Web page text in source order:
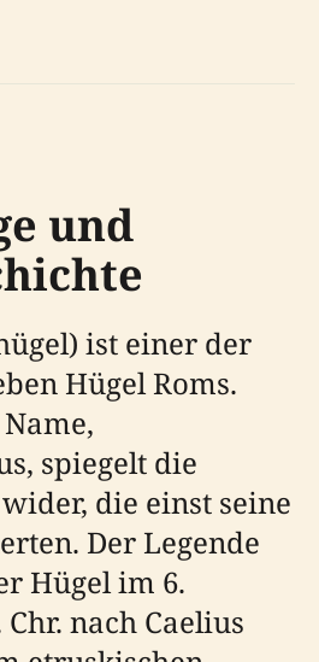
und
ist einer der
Hügel Roms.
spiegelt die
die einst seine
Der Legende
Hügel im 6.
nach Caelius